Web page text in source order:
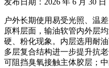
发布日期：2026 年 6 月 30 日
户外长期使用易受光照、温
原料层面，输油软管内外层
硬、粉化现象。内层选用耐
多层复合结构进一步提升抗
可阻挡臭氧接触主体胶层；